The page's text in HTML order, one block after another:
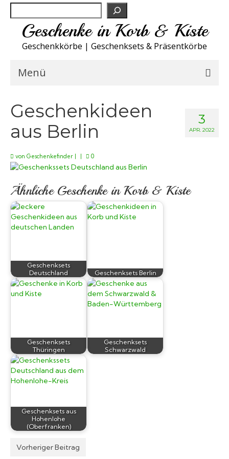
Geschenke in Korb & Kiste
Geschenkkörbe | Geschenksets & Präsentkörbe
Menü
Küche A-Z
Sport
Wohnen
3
APR. 2022
Geschenkideen
aus Berlin
von Geschenkefinder | | 0
Ähnliche Geschenke in Korb & Kiste
Geschenksets
Deutschland
Geschenksets Berlin
Geschenksets
Thüringen
Geschenksets
Schwarzwald
Geschenksets aus
Hohenlohe
(Oberfranken)
Vorheriger Beitrag